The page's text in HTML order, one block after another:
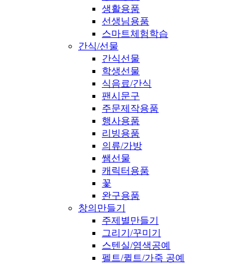
생활용품
선생님용품
스마트체험학습
간식/선물
간식선물
학생선물
식음료/간식
팬시문구
주문제작용품
행사용품
리빙용품
의류/가방
쌤선물
캐릭터용품
꽃
완구용품
창의만들기
주제별만들기
그리기/꾸미기
스텐실/염색공예
펠트/퀼트/가죽 공예